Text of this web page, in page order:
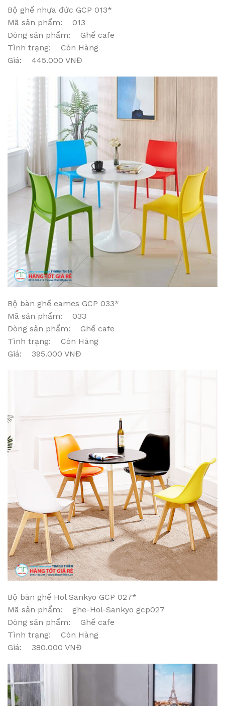
Bộ ghế nhựa đức GCP 013*
Mã sản phẩm: 013
Dòng sản phẩm: Ghế cafe
Tình trạng: Còn Hàng
Giá: 445.000 VNĐ
Bộ bàn ghế eames GCP 033*
Mã sản phẩm: 033
Dòng sản phẩm: Ghế cafe
Tình trạng: Còn Hàng
Giá: 395.000 VNĐ
Bộ bàn ghế Hol Sankyo GCP 027*
Mã sản phẩm: ghe-Hol-Sankyo gcp027
Dòng sản phẩm: Ghế cafe
Tình trạng: Còn Hàng
Giá: 380.000 VNĐ